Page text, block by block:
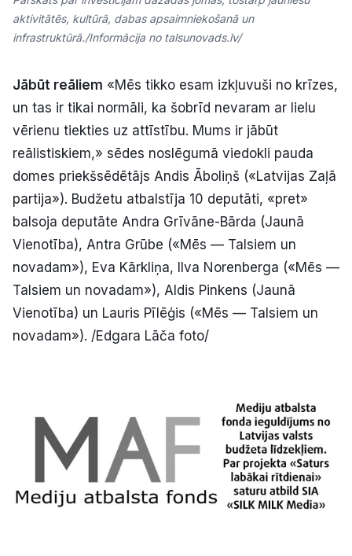
aktivitātēs, kultūrā, dabas apsaimniekošanā un
infrastruktūrā./Informācija no talsunovads.lv/
Jābūt reāliem «Mēs tikko esam izkļuvuši no krīzes,
un tas ir tikai normāli, ka šobrīd nevaram ar lielu
vērienu tiekties uz attīstību. Mums ir jābūt
reālistiskiem,» sēdes noslēgumā viedokli pauda
domes priekšsēdētājs Andis Āboliņš («Latvijas Zaļā
partija»). Budžetu atbalstīja 10 deputāti, «pret»
balsoja deputāte Andra Grīvāne-Bārda (Jaunā
Vienotība), Antra Grūbe («Mēs — Talsiem un
novadam»), Eva Kārkliņa, Ilva Norenberga («Mēs —
Talsiem un novadam»), Aldis Pinkens (Jaunā
Vienotība) un Lauris Pīlēģis («Mēs — Talsiem un
novadam»). /Edgara Lāča foto/